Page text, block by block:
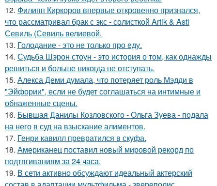
12. Филипп Киркоров впервые откровенно признался,
что рассматривал брак с экс - солисткой Artik & Asti
Севиль (Севиль велиевой.
13. Голодание - это не только про еду.
14. Судьба Шэрон стоун - это история о том, как однажды
решиться и больше никогда не отступать.
15. Алекса Деми думала, что потеряет роль Мэдди в
"Эйфории", если не будет соглашаться на интимные и
обнаженные сцены.
16. Бывшая Данилы Козловского - Ольга Зуева - подала
на него в суд на взыскание алиментов.
17. Генри кавилл превратился в скуфа.
18. Американец поставил новый мировой рекорд по
подтягиваниям за 24 часа.
19. В сети активно обсуждают идеальный актерский